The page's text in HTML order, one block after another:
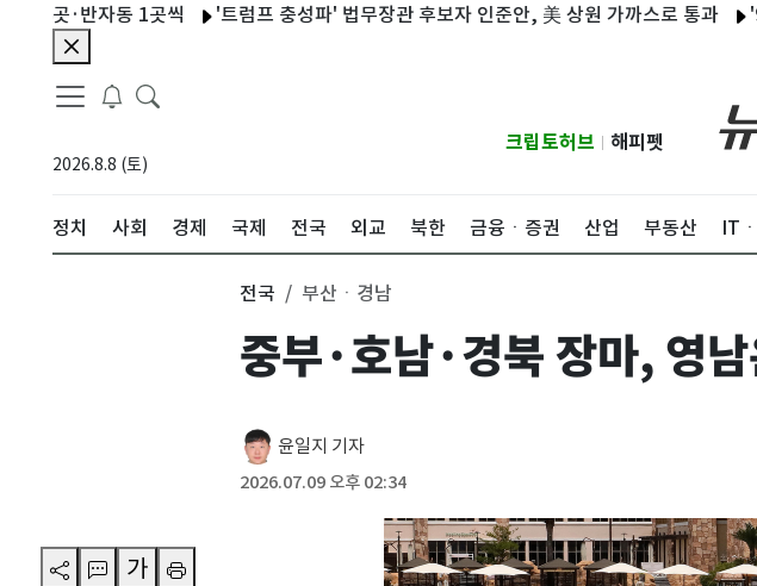
·반자동 1곳씩 '트럼프 충성파' 법무장관 후보자 인준안, 美 상원 가까스로 통과 '9월 결
2026.8.8 (토)
크립토허브 해피펫
정치 사회 경제 국제 전국 외교 북한 금융ㆍ증권 산업 부동산 IT
가
전국 부산ㆍ경남
중부·호남·경북 장마, 영
윤일지 기자
2026.07.09 오후 02:34